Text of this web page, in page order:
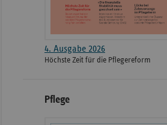
4. Ausgabe 2026
Höchste Zeit für die Pflegereform
Pflege